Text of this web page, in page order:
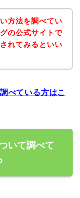
方法を調べてい
の公式サイトで
れてみるといい
べている方はこ
いて調べて